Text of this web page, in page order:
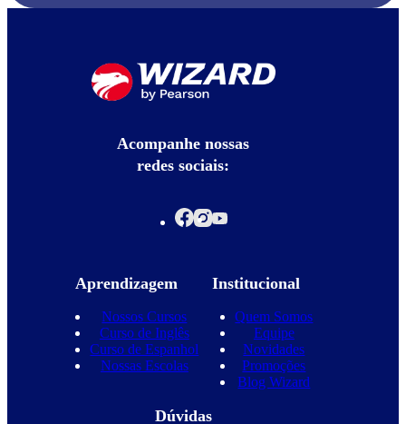
Acompanhe nossas
redes sociais:
Aprendizagem
Nossos Cursos
Curso de Inglês
Curso de Espanhol
Nossas Escolas
Institucional
Quem Somos
Equipe
Novidades
Promoções
Blog Wizard
Dúvidas